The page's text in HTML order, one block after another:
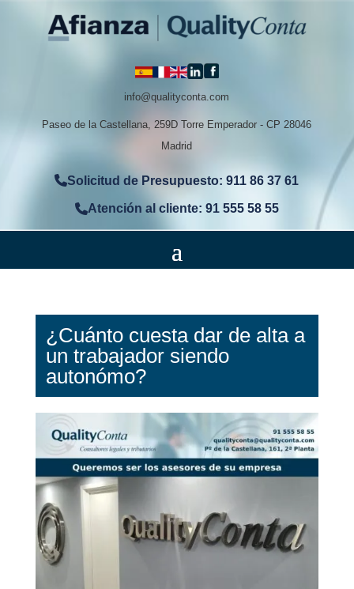
info@qualityconta.com
Paseo de la Castellana, 259D Torre Emperador - CP 28046
Madrid
Solicitud de Presupuesto: 911 86 37 61
Atención al cliente: 91 555 58 55
¿Cuánto cuesta dar de alta a
un trabajador siendo
autonómo?